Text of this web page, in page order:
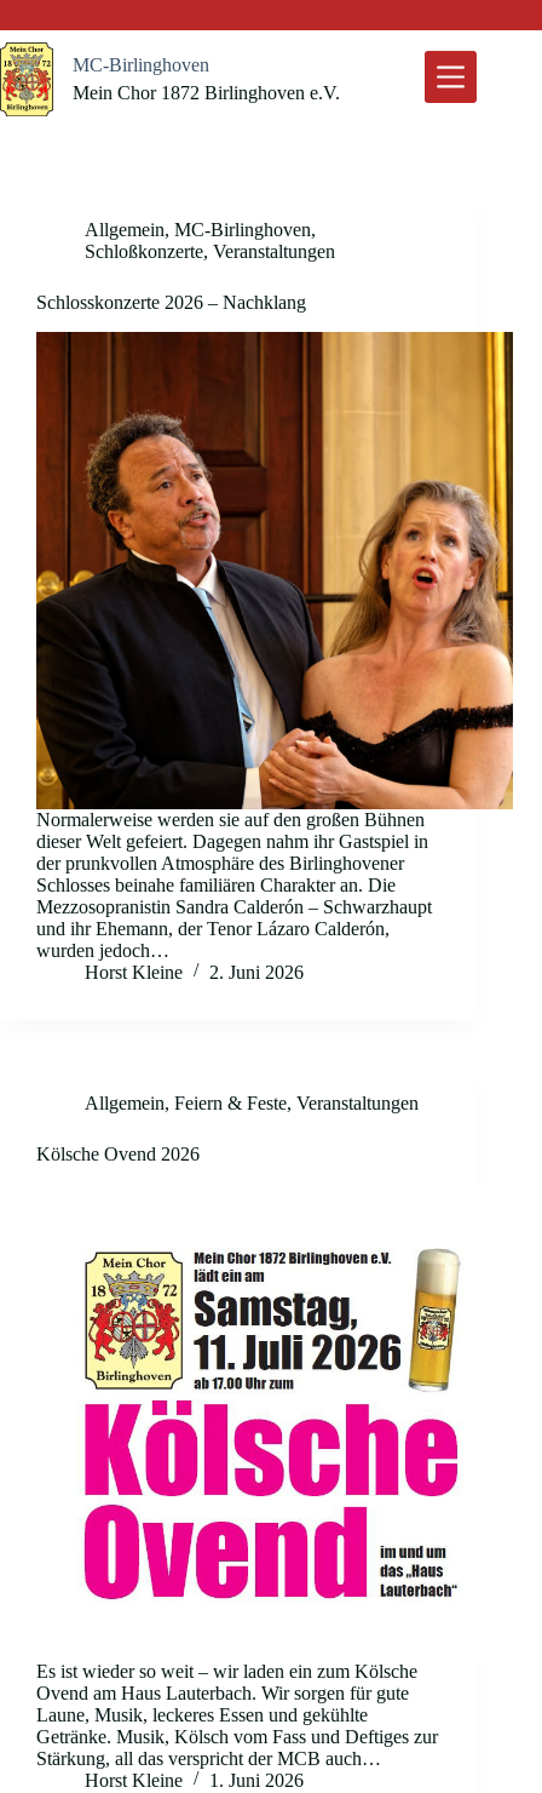
Inhalt
springen
MC-Birlinghoven
Mein Chor 1872 Birlinghoven e.V.
Allgemein, MC-Birlinghoven,
Schloßkonzerte, Veranstaltungen
Schlosskonzerte 2026 – Nachklang
Normalerweise werden sie auf den großen Bühnen
dieser Welt gefeiert. Dagegen nahm ihr Gastspiel in
der prunkvollen Atmosphäre des Birlinghovener
Schlosses beinahe familiären Charakter an. Die
Mezzosopranistin Sandra Calderón – Schwarzhaupt
und ihr Ehemann, der Tenor Lázaro Calderón,
wurden jedoch…
Horst Kleine
2. Juni 2026
Allgemein, Feiern & Feste, Veranstaltungen
Kölsche Ovend 2026
Es ist wieder so weit – wir laden ein zum Kölsche
Ovend am Haus Lauterbach. Wir sorgen für gute
Laune, Musik, leckeres Essen und gekühlte
Getränke. Musik, Kölsch vom Fass und Deftiges zur
Stärkung, all das verspricht der MCB auch…
Horst Kleine
1. Juni 2026